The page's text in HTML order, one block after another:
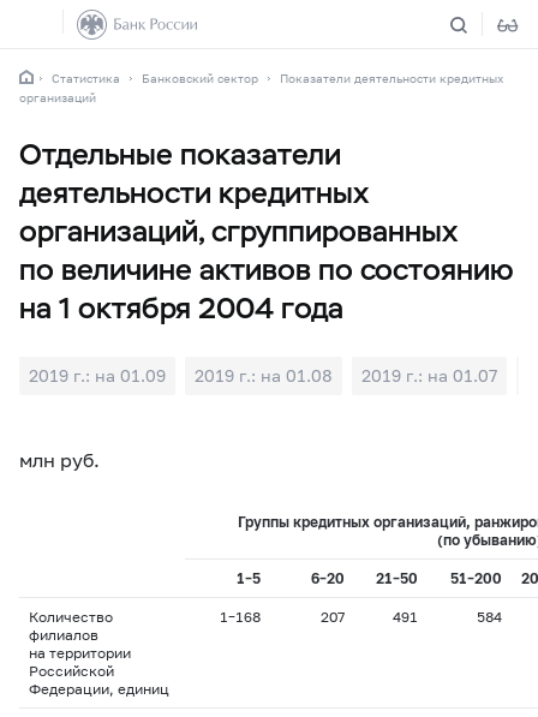
Статистика Банковский сектор
Показатели деятельности кредитных
организаций
Отдельные показатели
деятельности кредитных
организаций, сгруппированных
по величине активов по состоянию
на 1 октября 2004 года
2019 г.: на 01.09 2019 г.: на 01.08 2019 г.: на 01.07
млн руб.
Группы кредитных организаций,
(по
1–5 6–20 21–50 51–200
Количество
филиалов
на территории
Российской
Федерации, единиц
1–168 207 491 584